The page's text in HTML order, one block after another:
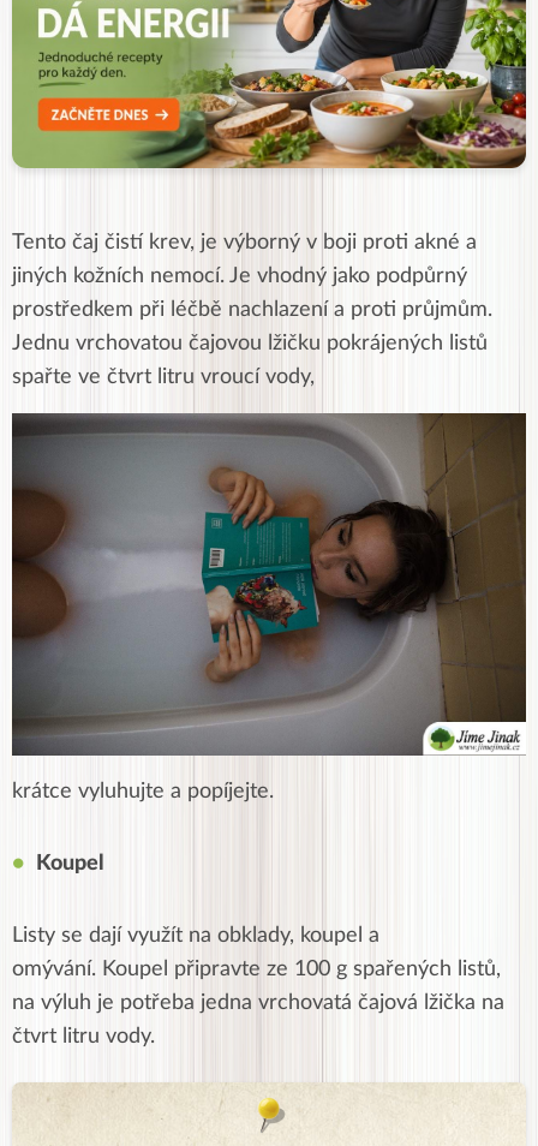
Tento čaj čistí krev, je výborný v boji proti akné a
jiných kožních nemocí. Je vhodný jako podpůrný
prostředkem při léčbě nachlazení a proti průjmům.
Jednu vrchovatou čajovou lžičku pokrájených listů
spařte ve čtvrt litru vroucí vody,
krátce vyluhujte a popíjejte.
Koupel
Listy se dají využít na obklady, koupel a
omývání. Koupel připravte ze 100 g spařených listů,
na výluh je potřeba jedna vrchovatá čajová lžička na
čtvrt litru vody.